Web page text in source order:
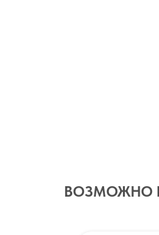
ВОЗМОЖНО